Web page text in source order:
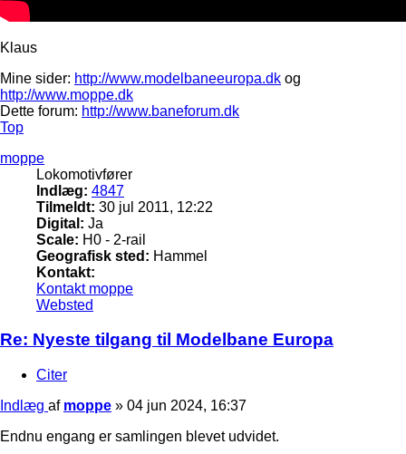
Klaus
Mine sider: http://www.modelbaneeuropa.dk og
http://www.moppe.dk
Dette forum: http://www.baneforum.dk
Top
moppe
Lokomotivfører
Indlæg: 4847
Tilmeldt: 30 jul 2011, 12:22
Digital: Ja
Scale: H0 - 2-rail
Geografisk sted: Hammel
Kontakt:
Kontakt moppe
Websted
Re: Nyeste tilgang til Modelbane Europa
Citer
Indlæg af moppe » 04 jun 2024, 16:37
Endnu engang er samlingen blevet udvidet.